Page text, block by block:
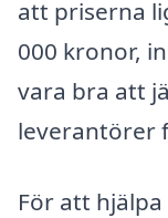
att priserna
000 kronor,
vara bra att
leverantörer
För att